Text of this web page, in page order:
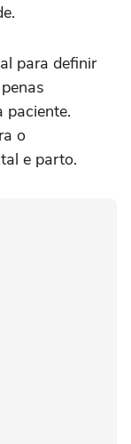
para definir
paciente.
o
e parto.